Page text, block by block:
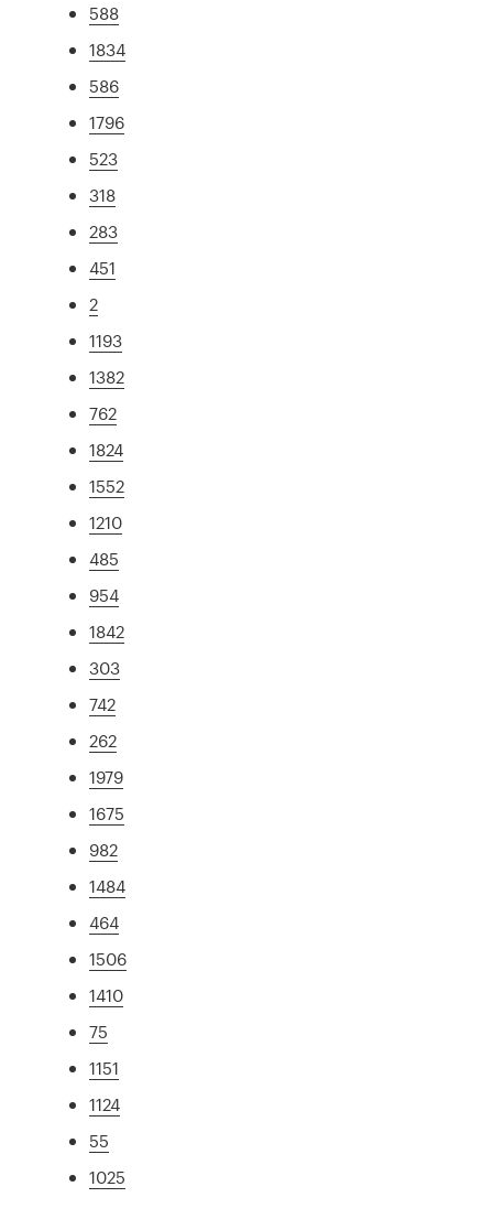
588
1834
586
1796
523
318
283
451
2
1193
1382
762
1824
1552
1210
485
954
1842
303
742
262
1979
1675
982
1484
464
1506
1410
75
1151
1124
55
1025